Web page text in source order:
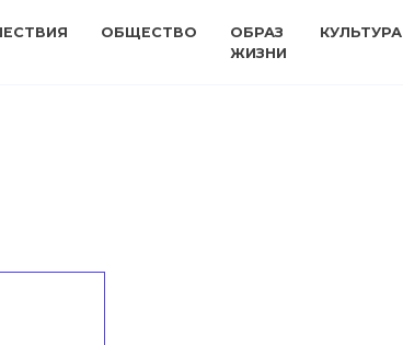
ОБЩЕСТВО
ОБРАЗ
ЖИЗНИ
КУЛЬТУРА